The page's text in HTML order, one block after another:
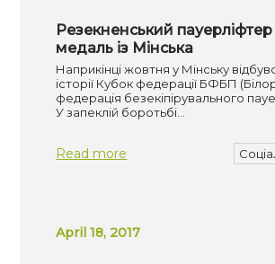
Резекненський пауерліфтер
медаль із Мінська
Наприкінці жовтня у Мінську
історії Кубок федерації БФБП
федерація безекіпірувального
У запеклій боротьбі…
Read more
April 18, 2017